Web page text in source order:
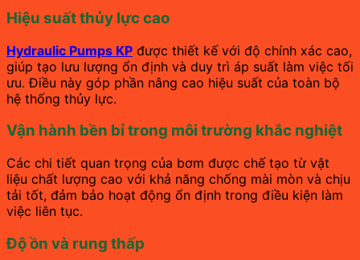
Hiệu suất thủy lực cao
Hydraulic Pumps KP được thiết kế với độ chính xác cao,
giúp tạo lưu lượng ổn định và duy trì áp suất làm việc tối
ưu. Điều này góp phần nâng cao hiệu suất của toàn bộ
hệ thống thủy lực.
Vận hành bền bỉ trong môi trường khắc nghiệt
Các chi tiết quan trọng của bơm được chế tạo từ vật
liệu chất lượng cao với khả năng chống mài mòn và chịu
tải tốt, đảm bảo hoạt động ổn định trong điều kiện làm
việc liên tục.
Độ ồn và rung thấp